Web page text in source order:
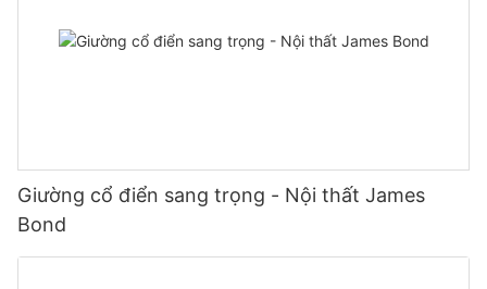
Giường cổ điển sang trọng - Nội thất James
Bond